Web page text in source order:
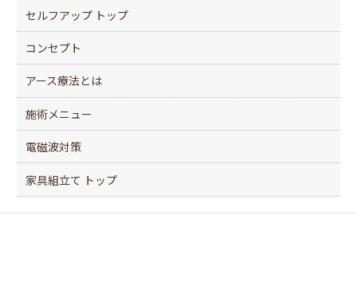
セルフアップ トップ
コンセプト
アース療法とは
施術メニュー
電磁波対策
家具組立て トップ